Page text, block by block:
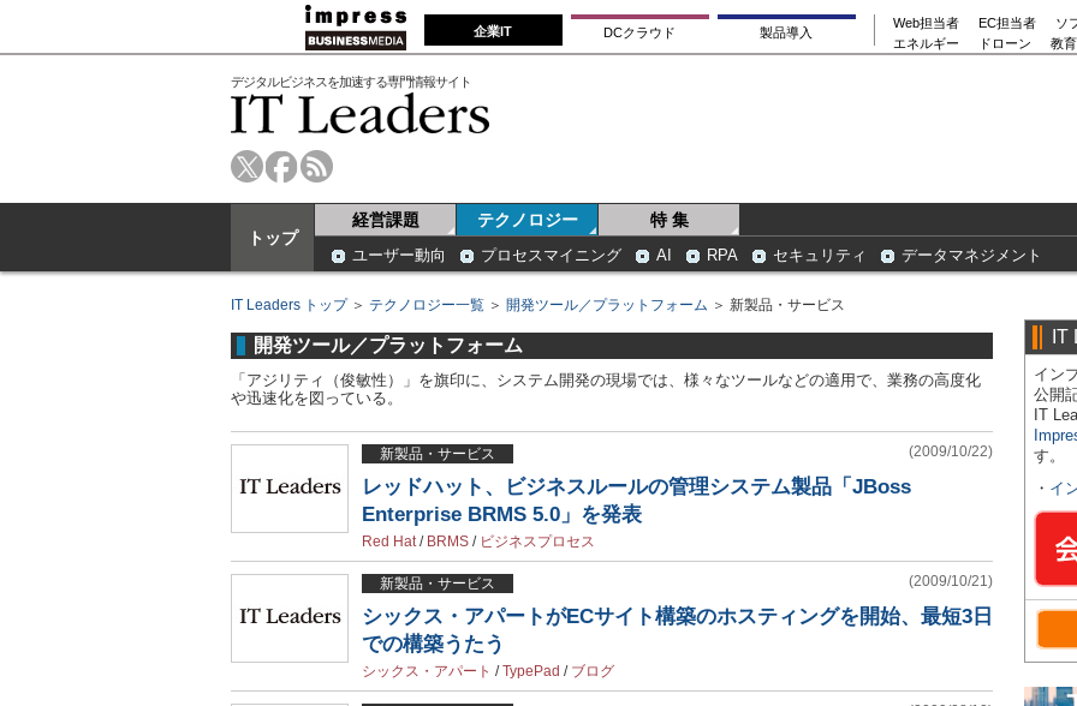
企業IT DCクラウド 製品導入
Web担当者 EC担当者
ソ
エネルギー
ドローン 教
デジタルビジネスを加速する専門情報サイト
トップ
経営課題 テクノロジー 特 集
ユーザー動向 プロセスマイニング AI RPA セキュリティ データマネジメント
IT Leaders トップ＞ テクノロジー一覧 ＞ 開発ツール／プラットフォーム ＞ 新製品・サービス
開発ツール／プラットフォーム
「アジリティ（俊敏性）」を旗印に、システム開発の現場では、様々なツールなどの適用で、業務の高度化
や迅速化を図っている。
新製品・サービス (2009/10/22)
レッドハット、ビジネスルールの管理システム製品「JBoss
Enterprise BRMS 5.0」を発表
Red Hat/ BRMS / ビジネスプロセス
新製品・サービス (2009/10/21)
シックス・アパートがECサイト構築のホスティングを開始、最短3日
での構築うたう
シックス・アパート /TypePad / ブログ
IT
イン
公開
IT
す。
・ イ